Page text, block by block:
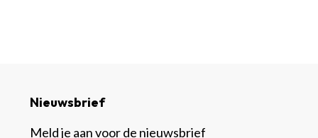
Nieuwsbrief
Meld je aan voor de nieuwsbrief